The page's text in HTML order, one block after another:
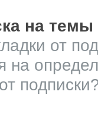
на темы
от
на